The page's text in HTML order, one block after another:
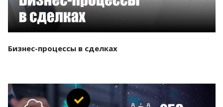
Бизнес-процессы в сделках